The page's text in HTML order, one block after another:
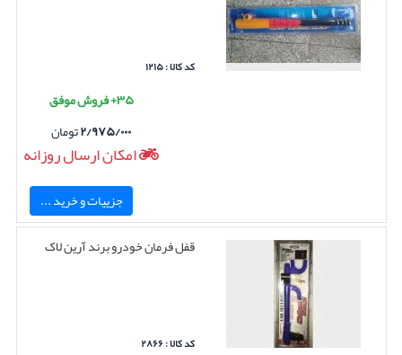
کد کالا : ۱۲۱۵
۳۵+ فروش موفق
۲/۹۷۵/۰۰۰تومان
امکان ارسال روزانه
جزییات و خرید ...
قفل فرمان خودرو برند آرین لاک
کد کالا : ۲۸۶۶